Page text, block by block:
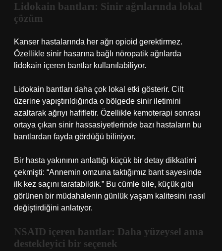
Lidokain bantları: Sinir ağrılarında lokal
çözüm
Kanser hastalarında her ağrı opioid gerektirmez.
Özellikle sinir hasarına bağlı nöropatik ağrılarda
lidokain içeren bantlar kullanılabiliyor.
Lidokain bantları daha çok lokal etki gösterir. Cilt
üzerine yapıştırıldığında o bölgede sinir iletimini
azaltarak ağrıyı hafifletir. Özellikle kemoterapi sonrası
ortaya çıkan sinir hassasiyetlerinde bazı hastaların bu
bantlardan fayda gördüğü biliniyor.
Bir hasta yakınının anlattığı küçük bir detay dikkatimi
çekmişti: “Annemin omzuna taktığımız bant sayesinde
ilk kez saçını taratabildik.” Bu cümle bile, küçük gibi
görünen bir müdahalenin günlük yaşam kalitesini nasıl
değiştirdiğini anlatıyor.
NSAID içeren bantlar: Daha yüzeysel ama
destekleyici bir seçenek